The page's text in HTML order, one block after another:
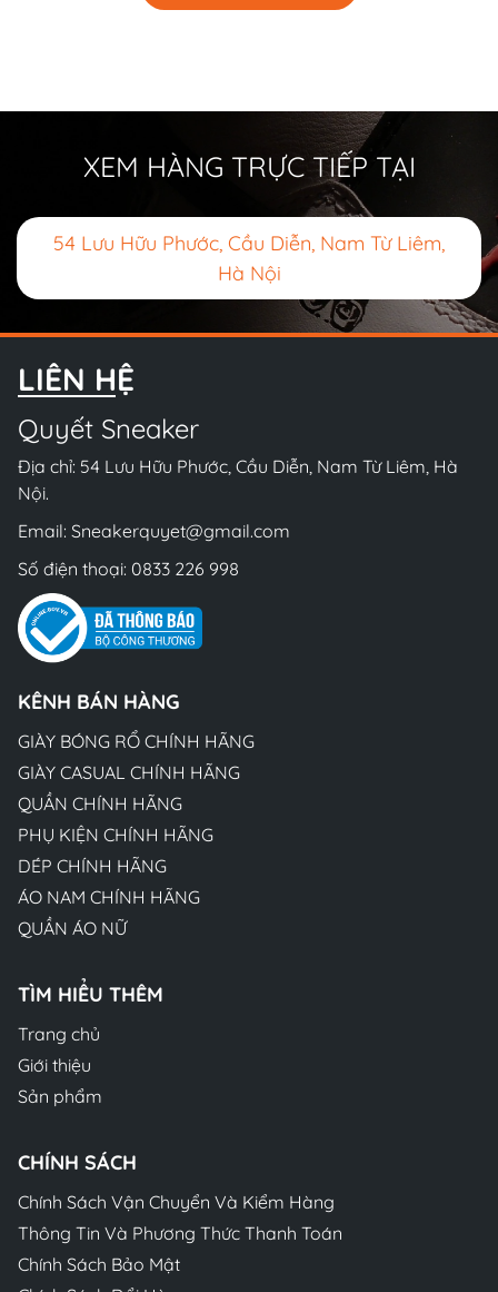
XEM HÀNG TRỰC TIẾP TẠI
54 Lưu Hữu Phước, Cầu Diễn, Nam Từ Liêm,
Hà Nội
LIÊN HỆ
Quyết Sneaker
Địa chỉ: 54 Lưu Hữu Phước, Cầu Diễn, Nam Từ Liêm, Hà
Nội.
Email: Sneakerquyet@gmail.com
Số điện thoại: 0833 226 998
KÊNH BÁN HÀNG
GIÀY BÓNG RỔ CHÍNH HÃNG
GIÀY CASUAL CHÍNH HÃNG
QUẦN CHÍNH HÃNG
PHỤ KIỆN CHÍNH HÃNG
DÉP CHÍNH HÃNG
ÁO NAM CHÍNH HÃNG
QUẦN ÁO NỮ
TÌM HIỂU THÊM
Trang chủ
Giới thiệu
Sản phẩm
CHÍNH SÁCH
Chính Sách Vận Chuyển Và Kiểm Hàng
Thông Tin Và Phương Thức Thanh Toán
Chính Sách Bảo Mật